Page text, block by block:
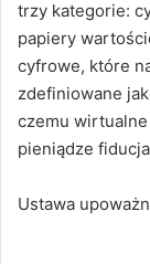
trzy kategorie:
papiery
cyfrowe, które
zdefiniowane
czemu
pieniądze
Ustawa